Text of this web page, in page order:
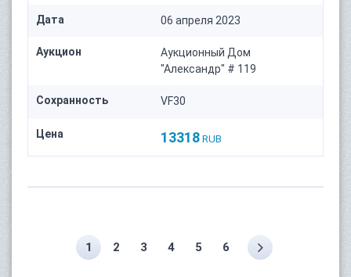
Дата 06 апреля 2023
Аукцион
Аукционный Дом
"Александр" # 119
Сохранность VF30
Цена 13318 RUB
1 2 3 4 5 6